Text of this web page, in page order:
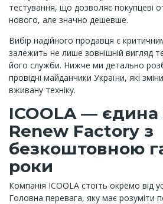
тестування, що дозволяє покупцеві
нового, але значно дешевше.
Вибір надійного продавця є
залежить не лише зовнішній вигляд
його служби. Нижче ми детально
провідні майданчики України, які
вживану техніку.
ICOOLA — єдина
Renew Factory з
безкоштовною
роки
Компанія ICOOLA стоїть окремо від
Головна перевага, яку має розуміти